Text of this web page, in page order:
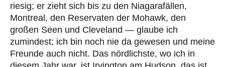
riesig; er zieht sich bis zu den Niagarafällen,
Montreal, den Reservaten der Mohawk, den
großen Seen und Cleveland — glaube ich
zumindest; ich bin noch nie da gewesen und meine
Freunde auch nicht. Das nördlichste, wo ich in